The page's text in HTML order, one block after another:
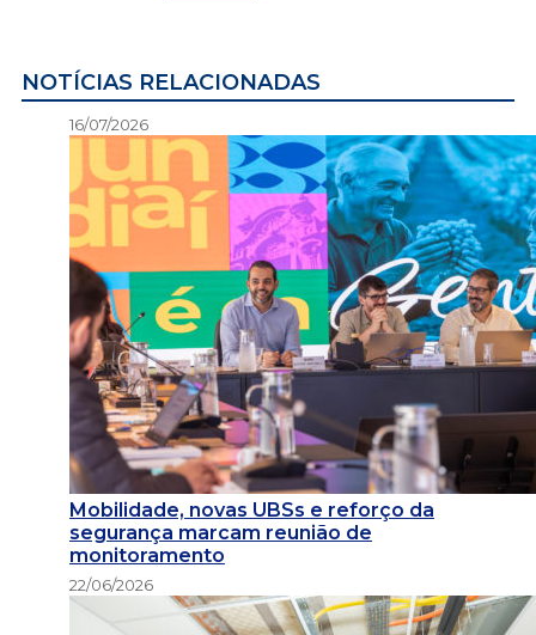
NOTÍCIAS RELACIONADAS
16/07/2026
Mobilidade, novas UBSs e reforço da
segurança marcam reunião de
monitoramento
22/06/2026